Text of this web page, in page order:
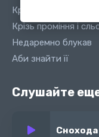
Крізь тумани і грози
Крізь проміння і
Недаремно блукав
Аби знайти її
Слушайте
Снохода